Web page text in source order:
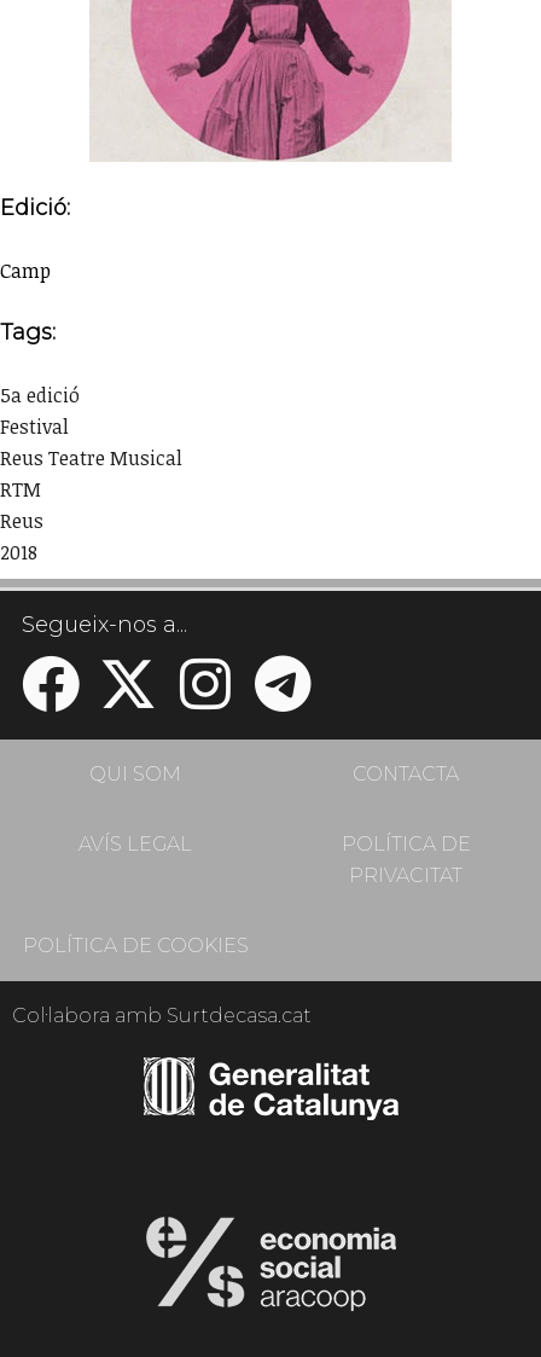
Edició:
Camp
Tags:
5a edició
Festival
Reus Teatre Musical
RTM
Reus
2018
Segueix-nos a...
QUI SOM CONTACTA
AVÍS LEGAL
POLÍTICA DE
PRIVACITAT
POLÍTICA DE COOKIES
Col·labora amb Surtdecasa.cat